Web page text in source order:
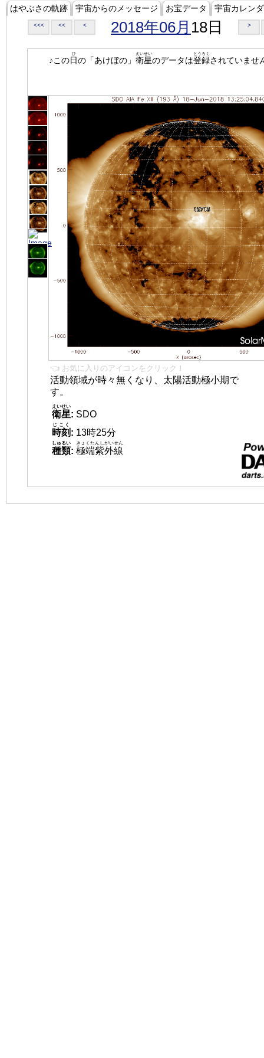
はやぶさの軌跡 宇宙からのメッセージ お宝データ 宇宙カレン
<<< << < 2018年06月 18日 >
♪この日
ひ
の「あけぼの」 衛星
えいせい
のデータは登録
とうろく
されていませ
👈 お気に入りのアイコンをクリック！
活動領域が時々無くなり、太陽活動極小期で
す。
衛星
えいせい
: SDO
時刻
じこく
: 13時25分
種類
しゅるい
: 極端紫外線
きょくたんしがいせん